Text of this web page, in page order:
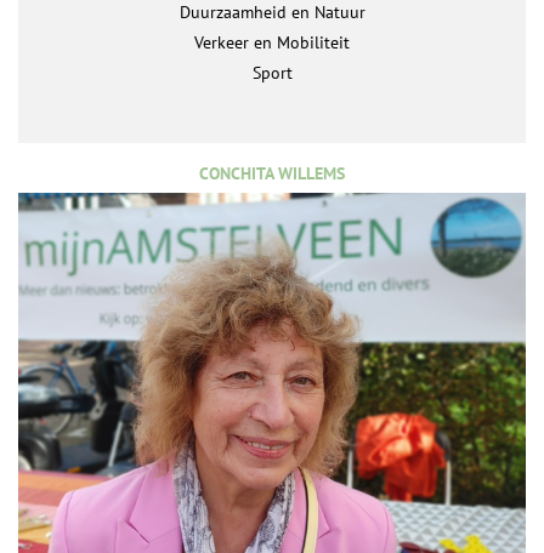
Duurzaamheid en Natuur
Verkeer en Mobiliteit
Sport
CONCHITA WILLEMS